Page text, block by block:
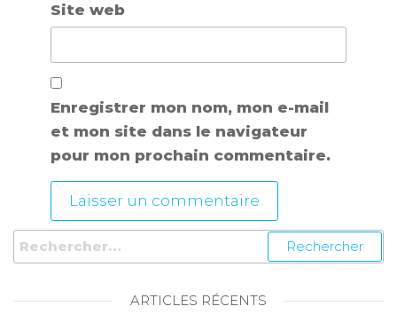
Site web
Enregistrer mon nom, mon e-mail
et mon site dans le navigateur
pour mon prochain commentaire.
ARTICLES RÉCENTS